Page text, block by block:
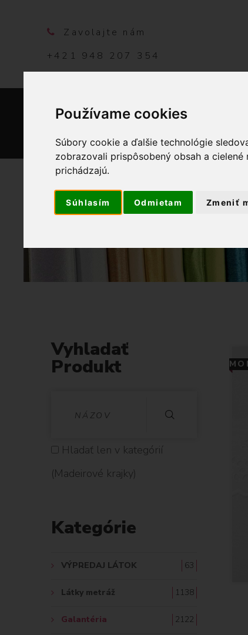
Používame cookies
Súbory cookie a ďalšie technológie
zobrazovali prispôsobený obsah a
prichádzajú.
Súhlasím Odmietam Zmeniť
Zavolajte nám
+421 948 207 354
Vyhladať
Produkt
H
L
D
Ť
:
Hladať len v kategórií
(Madeirové krajky)
Kategórie
VÝPREDAJ LÁTOK 63
Látky metráž 1138
Galantéria 2122